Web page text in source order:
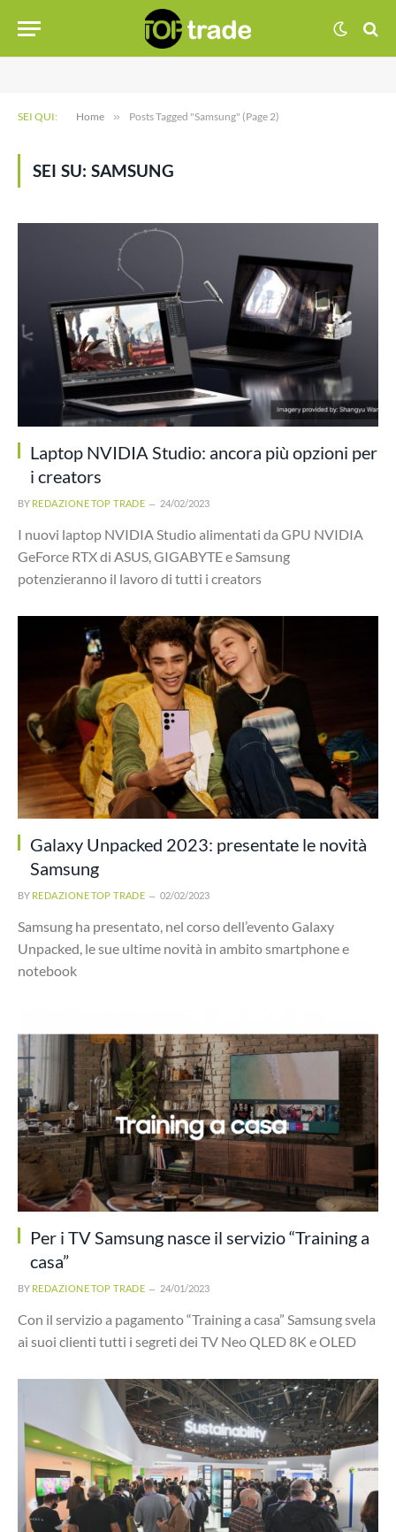
SEI QUI: Home » Posts Tagged "Samsung" (Page 2)
SEI SU: SAMSUNG
Laptop NVIDIA Studio: ancora più opzioni per
i creators
BY REDAZIONE TOP TRADE 24/02/2023
I nuovi laptop NVIDIA Studio alimentati da GPU NVIDIA
GeForce RTX di ASUS, GIGABYTE e Samsung
potenzieranno il lavoro di tutti i creators
Galaxy Unpacked 2023: presentate le novità
Samsung
BY REDAZIONE TOP TRADE 02/02/2023
Samsung ha presentato, nel corso dell’evento Galaxy
Unpacked, le sue ultime novità in ambito smartphone e
notebook
Per i TV Samsung nasce il servizio “Training a
casa”
BY REDAZIONE TOP TRADE 24/01/2023
Con il servizio a pagamento “Training a casa” Samsung svela
ai suoi clienti tutti i segreti dei TV Neo QLED 8K e OLED